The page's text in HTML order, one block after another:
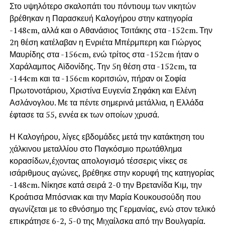
Στο υψηλότερο σκαλοπάτι του πόντιουμ των νικητών
βρέθηκαν η Παρασκευή Καλογήρου στην κατηγορία
-148cm, αλλά και ο Αθανάσιος Τσιτάκης στα -152cm. Την
2η θέση κατέλαβαν η Ενριέτα Μπέρμπερη και Γιώργος
Μαυρίδης στα -156cm, ενώ τρίτος στα -152cm ήταν ο
Χαράλαμπος Αϊδονίδης. Την 5η θέση στα -152cm, τα
-144cm και τα -156cm κοριτσιών, πήραν οι Σοφία
Πρωτονοτάριου, Χριστίνα Ευγενία Σηφάκη και Ελένη
Ασλάνογλου. Με τα πέντε σημερινά μετάλλια, η Ελλάδα
έφτασε τα 55, εννέα εκ των οποίων χρυσά.
Η Καλογήρου, λίγες εβδομάδες μετά την κατάκτηση του
χάλκινου μεταλλίου στο Παγκόσμιο πρωτάθλημα
κορασίδων,έχοντας απολογισμό τέσσερις νίκες σε
ισάριθμους αγώνες, βρέθηκε στην κορυφή της κατηγορίας
-148cm. Νίκησε κατά σειρά 2-0 την Βρετανίδα Κιμ, την
Κροάτισα Μπόσνιακ και την Μαρία Κουκουσούδη που
αγωνίζεται με το εθνόσημο της Γερμανίας, ενώ στον τελικό
επικράτησε 6-2, 5-0 της Μιχαίλσκα από την Βουλγαρία.